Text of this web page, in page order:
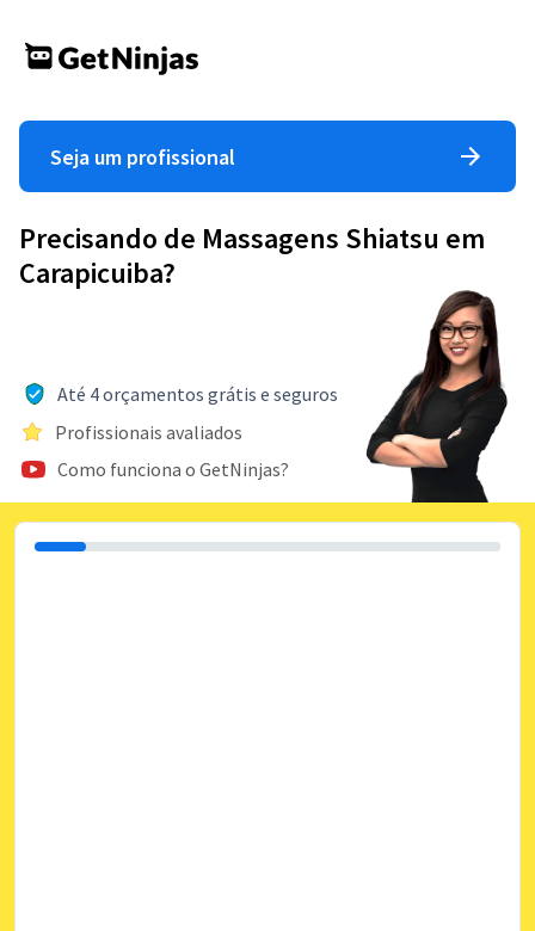
Seja um profissional
Precisando de Massagens Shiatsu em
Carapicuiba?
Até 4 orçamentos grátis e seguros
Profissionais avaliados
Como funciona o GetNinjas?